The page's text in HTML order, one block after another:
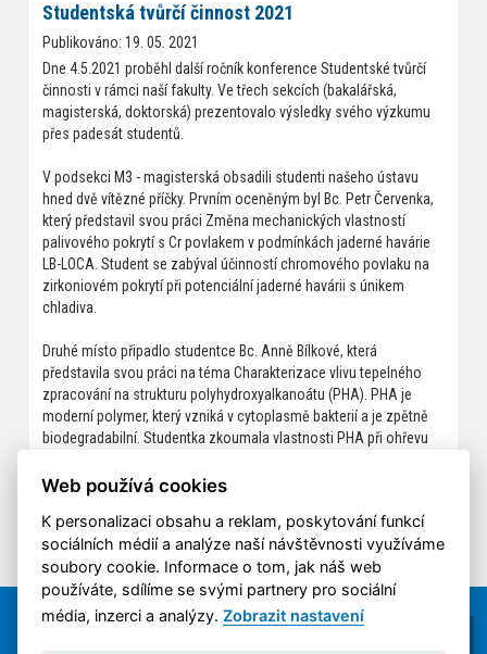
Studentská tvůrčí činnost 2021
Publikováno: 19. 05. 2021
Dne 4.5.2021 proběhl další ročník konference Studentské tvůrčí
činnosti v rámci naší fakulty. Ve třech sekcích (bakalářská,
magisterská, doktorská) prezentovalo výsledky svého výzkumu
přes padesát studentů.
V podsekci M3 - magisterská obsadili studenti našeho ústavu
hned dvě vítězné příčky. Prvním oceněným byl Bc. Petr Červenka,
který představil svou práci Změna mechanických vlastností
palivového pokrytí s Cr povlakem v podmínkách jaderné havárie
LB-LOCA. Student se zabýval účinností chromového povlaku na
zirkoniovém pokrytí při potenciální jaderné havárii s únikem
chladiva.
Druhé místo připadlo studentce Bc. Anně Bílkové, která
představila svou práci na téma Charakterizace vlivu tepelného
zpracování na strukturu polyhydroxyalkanoátu (PHA). PHA je
moderní polymer, který vzniká v cytoplasmě bakterií a je zpětně
biodegradabilní. Studentka zkoumala vlastnosti PHA při ohřevu
Web používá cookies
K personalizaci obsahu a reklam, poskytování funkcí
sociálních médií a analýze naší návštěvnosti využíváme
soubory cookie. Informace o tom, jak náš web
používáte, sdílíme se svými partnery pro sociální
média, inzerci a analýzy.Zobrazit nastavení